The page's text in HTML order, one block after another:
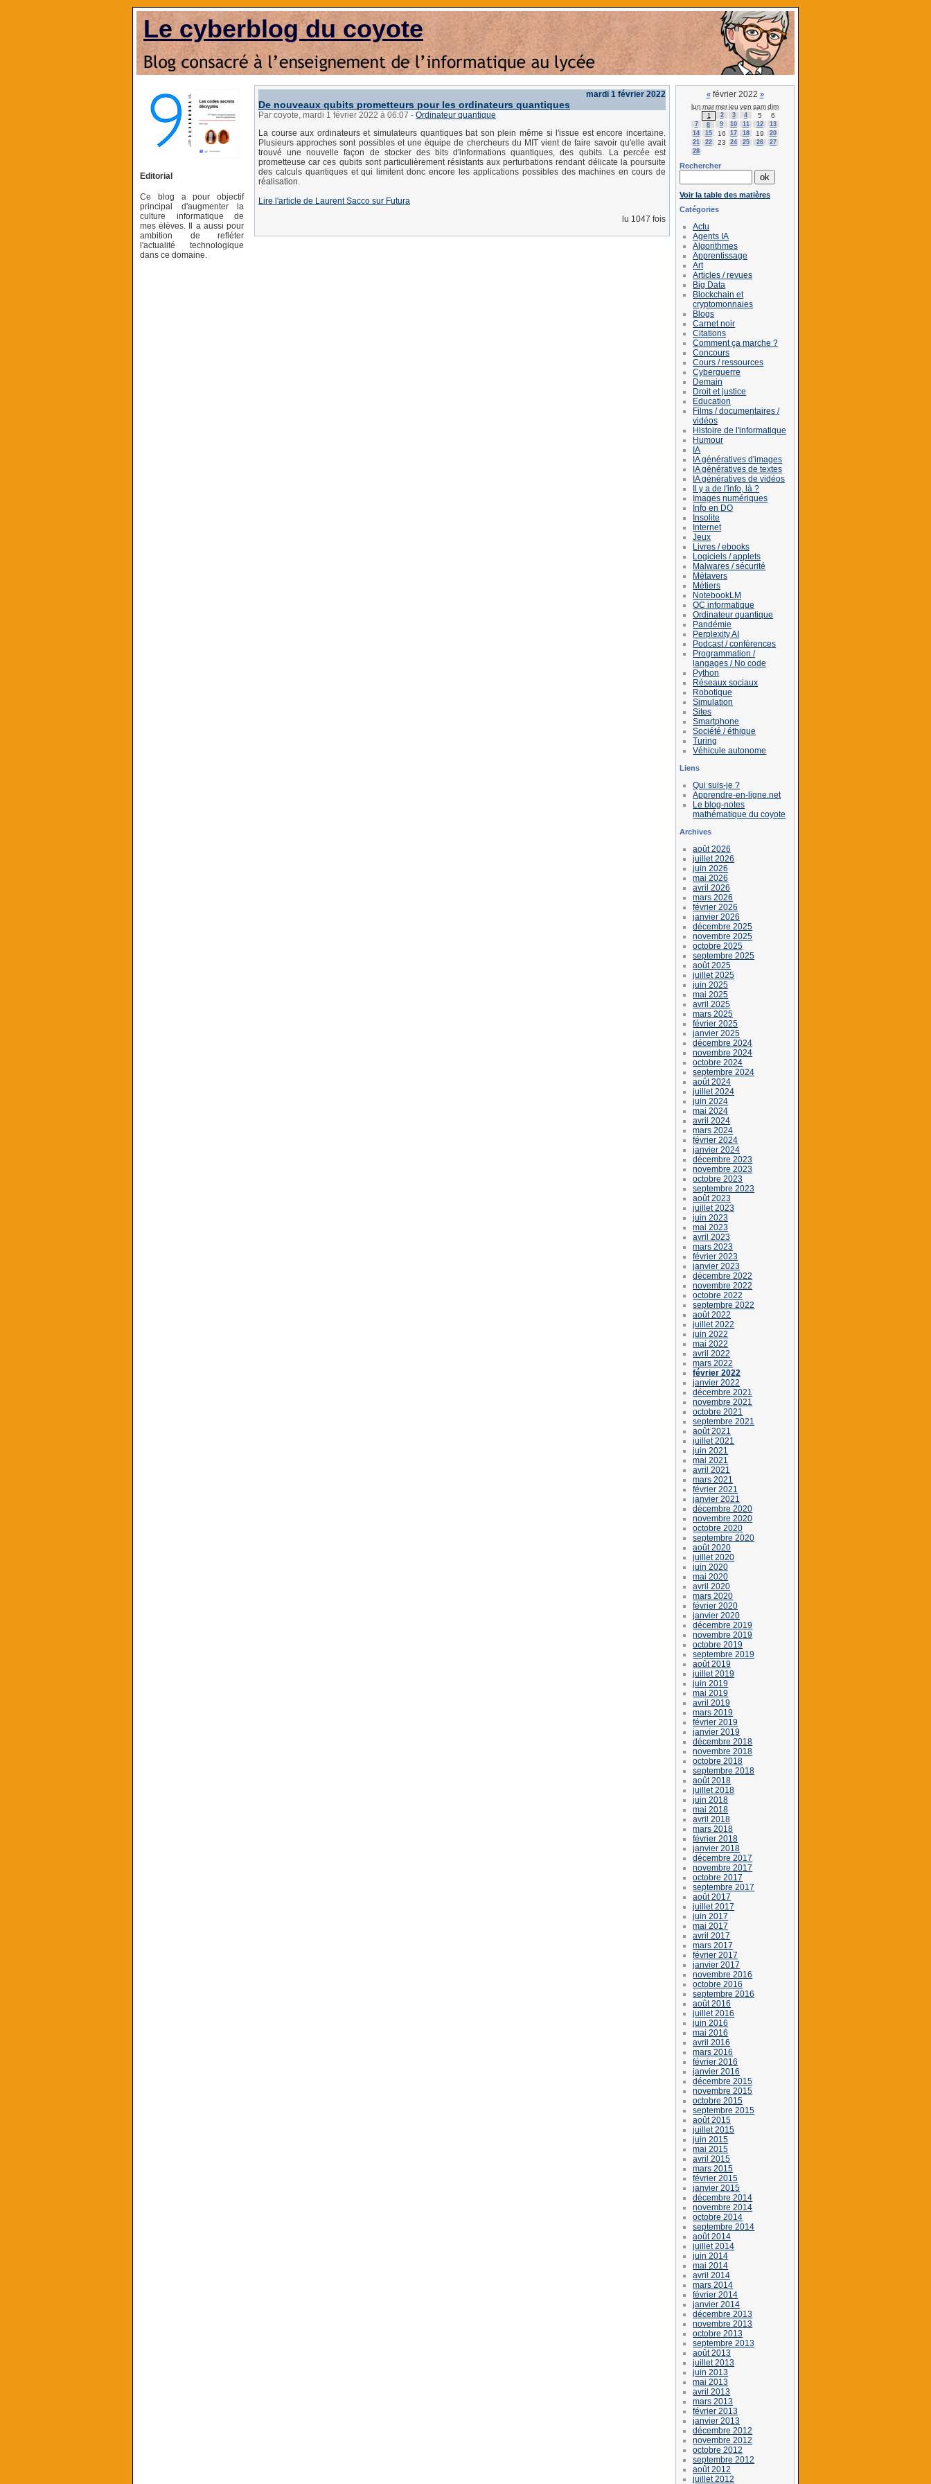
Le cyberblog du coyote
Editorial
Ce blog a pour objectif
principal d'augmenter la
culture informatique de
mes élèves. Il a aussi pour
ambition de refléter
l'actualité technologique
dans ce domaine.
mardi 1 février 2022
De nouveaux qubits prometteurs pour les ordinateurs quantiques
Par coyote, mardi 1 février 2022 à 06:07 - Ordinateur quantique
La course aux ordinateurs et simulateurs quantiques bat son plein même si l'issue est encore incertaine.
Plusieurs approches sont possibles et une équipe de chercheurs du MIT vient de faire savoir qu'elle avait
trouvé une nouvelle façon de stocker des bits d'informations quantiques, des qubits. La percée est
prometteuse car ces qubits sont particulièrement résistants aux perturbations rendant délicate la poursuite
des calculs quantiques et qui limitent donc encore les applications possibles des machines en cours de
réalisation.
Lire l'article de Laurent Sacco sur Futura
lu 1047 fois
«février 2022 »
lun marmerjeu ven samdim
1 2 3 4 5 6
7 8 9 10 11 12
13
14
15 16 17 18 19
20
21
22 23 24 25 26
27
28
Rechercher
Voir la table des matières
Catégories
Actu
Agents IA
Algorithmes
Apprentissage
Art
Articles / revues
Big Data
Blockchain et
cryptomonnaies
Blogs
Carnet noir
Citations
Comment ça marche ?
Concours
Cours / ressources
Cyberguerre
Demain
Droit et justice
Education
Films / documentaires /
vidéos
Histoire de l'informatique
Humour
IA
IA génératives d'images
IA génératives de textes
IA génératives de vidéos
Il y a de l'info, là ?
Images numériques
Info en DO
Insolite
Internet
Jeux
Livres / ebooks
Logiciels / applets
Malwares / sécurité
Métavers
Métiers
NotebookLM
OC informatique
Ordinateur quantique
Pandémie
Perplexity AI
Podcast / conférences
Programmation /
langages / No code
Python
Réseaux sociaux
Robotique
Simulation
Sites
Smartphone
Société / éthique
Turing
Véhicule autonome
Liens
Qui suis-je ?
Apprendre-en-ligne.net
Le blog-notes
mathématique du coyote
Archives
août 2026
juillet 2026
juin 2026
mai 2026
avril 2026
mars 2026
février 2026
janvier 2026
décembre 2025
novembre 2025
octobre 2025
septembre 2025
août 2025
juillet 2025
juin 2025
mai 2025
avril 2025
mars 2025
février 2025
janvier 2025
décembre 2024
novembre 2024
octobre 2024
septembre 2024
août 2024
juillet 2024
juin 2024
mai 2024
avril 2024
mars 2024
février 2024
janvier 2024
décembre 2023
novembre 2023
octobre 2023
septembre 2023
août 2023
juillet 2023
juin 2023
mai 2023
avril 2023
mars 2023
février 2023
janvier 2023
décembre 2022
novembre 2022
octobre 2022
septembre 2022
août 2022
juillet 2022
juin 2022
mai 2022
avril 2022
mars 2022
février 2022
janvier 2022
décembre 2021
novembre 2021
octobre 2021
septembre 2021
août 2021
juillet 2021
juin 2021
mai 2021
avril 2021
mars 2021
février 2021
janvier 2021
décembre 2020
novembre 2020
octobre 2020
septembre 2020
août 2020
juillet 2020
juin 2020
mai 2020
avril 2020
mars 2020
février 2020
janvier 2020
décembre 2019
novembre 2019
octobre 2019
septembre 2019
août 2019
juillet 2019
juin 2019
mai 2019
avril 2019
mars 2019
février 2019
janvier 2019
décembre 2018
novembre 2018
octobre 2018
septembre 2018
août 2018
juillet 2018
juin 2018
mai 2018
avril 2018
mars 2018
février 2018
janvier 2018
décembre 2017
novembre 2017
octobre 2017
septembre 2017
août 2017
juillet 2017
juin 2017
mai 2017
avril 2017
mars 2017
février 2017
janvier 2017
novembre 2016
octobre 2016
septembre 2016
août 2016
juillet 2016
juin 2016
mai 2016
avril 2016
mars 2016
février 2016
janvier 2016
décembre 2015
novembre 2015
octobre 2015
septembre 2015
août 2015
juillet 2015
juin 2015
mai 2015
avril 2015
mars 2015
février 2015
janvier 2015
décembre 2014
novembre 2014
octobre 2014
septembre 2014
août 2014
juillet 2014
juin 2014
mai 2014
avril 2014
mars 2014
février 2014
janvier 2014
décembre 2013
novembre 2013
octobre 2013
septembre 2013
août 2013
juillet 2013
juin 2013
mai 2013
avril 2013
mars 2013
février 2013
janvier 2013
décembre 2012
novembre 2012
octobre 2012
septembre 2012
août 2012
juillet 2012